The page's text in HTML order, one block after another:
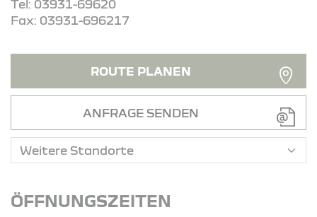
Tel: 03931-69620
Fax: 03931-696217
ROUTE PLANEN
ANFRAGE SENDEN
ÖFFNUNGSZEITEN